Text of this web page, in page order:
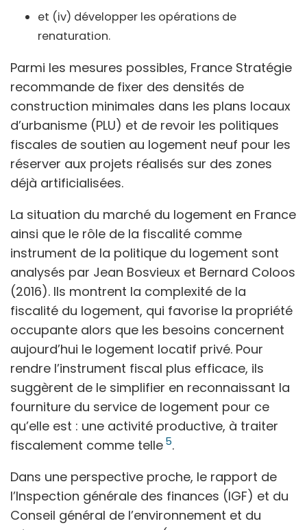
et (iv) développer les opérations de
renaturation.
Parmi les mesures possibles, France Stratégie
recommande de fixer des densités de
construction minimales dans les plans locaux
d’urbanisme (PLU) et de revoir les politiques
fiscales de soutien au logement neuf pour les
réserver aux projets réalisés sur des zones
déjà artificialisées.
La situation du marché du logement en France
ainsi que le rôle de la fiscalité comme
instrument de la politique du logement sont
analysés par Jean Bosvieux et Bernard Coloos
(2016). Ils montrent la complexité de la
fiscalité du logement, qui favorise la propriété
occupante alors que les besoins concernent
aujourd’hui le logement locatif privé. Pour
rendre l’instrument fiscal plus efficace, ils
suggèrent de le simplifier en reconnaissant la
fourniture du service de logement pour ce
qu’elle est : une activité productive, à traiter
fiscalement comme telle 5.
Dans une perspective proche, le rapport de
l’Inspection générale des finances (IGF) et du
Conseil général de l’environnement et du